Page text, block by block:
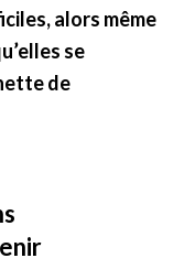
alors même
se
de